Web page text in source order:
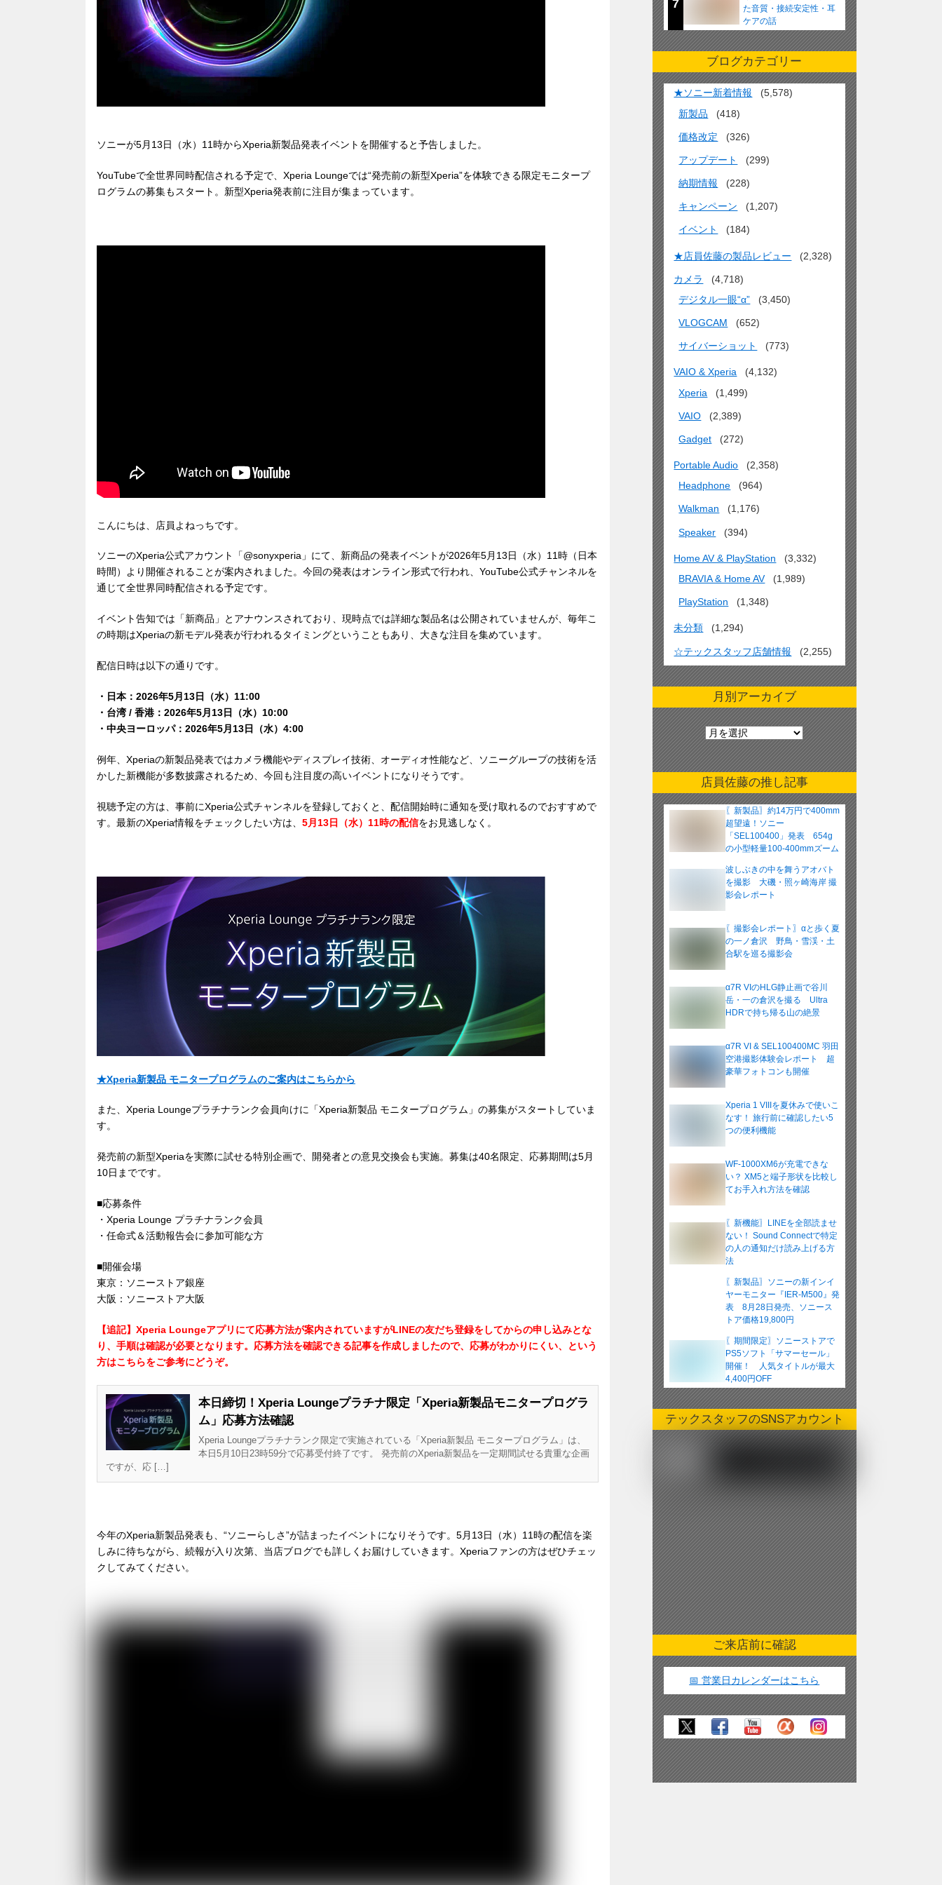
ソニーが5月13日（水）11時からXperia新製品発表イベントを開催すると予告しました。
YouTubeで全世界同時配信される予定で、Xperia Loungeでは“発売前の新型Xperia”を体験できる限定モニタープ
ログラムの募集もスタート。新型Xperia発表前に注目が集まっています。
こんにちは、店員よねっちです。
ソニーのXperia公式アカウント「@sonyxperia」にて、新商品の発表イベントが2026年5月13日（水）11時（日本
時間）より開催されることが案内されました。今回の発表はオンライン形式で行われ、YouTube公式チャンネルを
通じて全世界同時配信される予定です。
イベント告知では「新商品」とアナウンスされており、現時点では詳細な製品名は公開されていませんが、毎年こ
の時期はXperiaの新モデル発表が行われるタイミングということもあり、大きな注目を集めています。
配信日時は以下の通りです。
・日本：2026年5月13日（水）11:00
・台湾 / 香港：2026年5月13日（水）10:00
・中央ヨーロッパ：2026年5月13日（水）4:00
例年、Xperiaの新製品発表ではカメラ機能やディスプレイ技術、オーディオ性能など、ソニーグループの技術を活
かした新機能が多数披露されるため、今回も注目度の高いイベントになりそうです。
視聴予定の方は、事前にXperia公式チャンネルを登録しておくと、配信開始時に通知を受け取れるのでおすすめで
す。最新のXperia情報をチェックしたい方は、 5月13日（水）11時の配信をお見逃しなく。
★Xperia新製品 モニタープログラムのご案内はこちらから
また、Xperia Loungeプラチナランク会員向けに「Xperia新製品 モニタープログラム」の募集がスタートしていま
す。
発売前の新型Xperiaを実際に試せる特別企画で、開発者との意見交換会も実施。募集は40名限定、応募期間は5月
10日までです。
■応募条件
・Xperia Lounge プラチナランク会員
・任命式＆活動報告会に参加可能な方
■開催会場
東京：ソニーストア銀座
大阪：ソニーストア大阪
【追記】Xperia Loungeアプリにて応募方法が案内されていますがLINEの友だち登録をしてからの申し込みとな
り、手順は確認が必要となります。応募方法を確認できる記事を作成しましたので、応募がわかりにくい、という
方はこちらをご参考にどうぞ。
本日締切！Xperia Loungeプラチナ限定「Xperia新製品モニタープログラ
ム」応募方法確認
Xperia Loungeプラチナランク限定で実施されている「Xperia新製品 モニタープログラム」は、
本日5月10日23時59分で応募受付終了です。 発売前のXperia新製品を一定期間試せる貴重な企画
ですが、応 […]
今年のXperia新製品発表も、“ソニーらしさ”が詰まったイベントになりそうです。5月13日（水）11時の配信を楽
しみに待ちながら、続報が入り次第、当店ブログでも詳しくお届けしていきます。Xperiaファンの方はぜひチェッ
クしてみてください。
7
た音質・接続安定性・耳
ケアの話
ブログカテゴリー
★ソニー新着情報
(5,578)
新製品
(418)
価格改定 (326)
アップデート (299)
納期情報 (228)
キャンペーン (1,207)
イベント (184)
★店員佐藤の製品レビュー (2,328)
カメラ
(4,718)
デジタル一眼“α”
(3,450)
VLOGCAM (652)
サイバーショット (773)
VAIO & Xperia
(4,132)
Xperia
(1,499)
VAIO (2,389)
Gadget (272)
Portable Audio
(2,358)
Headphone
(964)
Walkman (1,176)
Speaker (394)
Home AV & PlayStation
(3,332)
BRAVIA & Home AV
(1,989)
PlayStation (1,348)
未分類 (1,294)
☆テックスタッフ店舗情報 (2,255)
月別アーカイブ
月
別
ア
ー
カ
イ
店員佐藤の推し記事
〖新製品〗約14万円で400mm
超望遠！ソニー
「SEL100400」発表 654g
の小型軽量100-400mmズーム
波しぶきの中を舞うアオバト
を撮影 大磯・照ヶ崎海岸 撮
影会レポート
〖撮影会レポート〗αと歩く夏
の一ノ倉沢 野鳥・雪渓・土
合駅を巡る撮影会
α7R VIのHLG静止画で谷川
岳・一の倉沢を撮る Ultra
HDRで持ち帰る山の絶景
α7R VI & SEL100400MC 羽田
空港撮影体験会レポート 超
豪華フォトコンも開催
Xperia 1 VIIIを夏休みで使いこ
なす！ 旅行前に確認したい5
つの便利機能
WF-1000XM6が充電できな
い？ XM5と端子形状を比較し
てお手入れ方法を確認
〖新機能〗LINEを全部読ませ
ない！ Sound Connectで特定
の人の通知だけ読み上げる方
法
〖新製品〗ソニーの新インイ
ヤーモニター『IER-M500』発
表 8月28日発売、ソニース
トア価格19,800円
〖期間限定〗ソニーストアで
PS5ソフト「サマーセール」
開催！ 人気タイトルが最大
4,400円OFF
テックスタッフのSNSアカウント
ご来店前に確認
📅 営業日カレンダーはこちら